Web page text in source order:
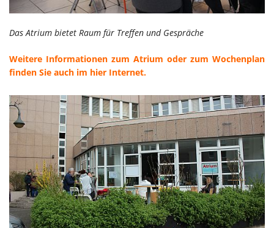
Das Atrium bietet Raum für Treffen und Gespräche
Weitere Informationen zum Atrium oder zum Wochenplan
finden Sie auch im hier Internet.